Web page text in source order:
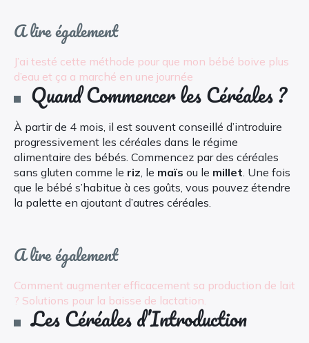
A lire également
J’ai testé cette méthode pour que mon bébé boive plus
d’eau et ça a marché en une journée
Quand Commencer les Céréales ?
À partir de 4 mois, il est souvent conseillé d’introduire
progressivement les céréales dans le régime
alimentaire des bébés. Commencez par des céréales
sans gluten comme le riz, le maïs ou le millet. Une fois
que le bébé s’habitue à ces goûts, vous pouvez étendre
la palette en ajoutant d’autres céréales.
A lire également
Comment augmenter efficacement sa production de lait
? Solutions pour la baisse de lactation.
Les Céréales d’Introduction